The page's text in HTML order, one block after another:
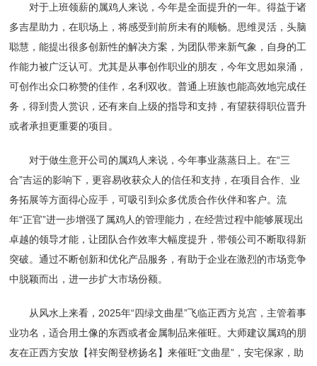
对于上班领薪的属鸡人来说，今年是全面提升的一年。得益于诸
多吉星助力，在职场上，将感受到前所未有的顺畅。思维灵活，头脑
聪慧，能提出很多创新性的解决方案，为团队带来新气象，自身的工
作能力被广泛认可。尤其是从事创作职业的朋友，今年文思如泉涌，
可创作出众口称赞的佳作，名利双收。普通上班族也能高效地完成任
务，得到贵人赏识，还有来自上级的指导和支持，有望获得职位晋升
或者承担更重要的项目。
对于做生意开公司的属鸡人来说，今年事业蒸蒸日上。在“三
合”吉运的影响下，更容易收获众人的信任和支持，在项目合作、业
务拓展等方面得心应手，可吸引到众多优质合作伙伴和客户。流
年“正官”进一步增强了属鸡人的管理能力，在经营过程中能够展现出
卓越的领导才能，让团队合作效率大幅度提升，带领公司不断取得新
突破。通过不断创新和优化产品服务，有助于企业在激烈的市场竞争
中脱颖而出，进一步扩大市场份额。
从风水上来看，2025年“四绿文曲星”飞临正西方兑宫，主管着事
业功名，适合用土像的东西或者金属制品来催旺。大师建议属鸡的朋
友在正西方安放【祥安阁登榜扬名】来催旺“文曲星”，安宅保家，助